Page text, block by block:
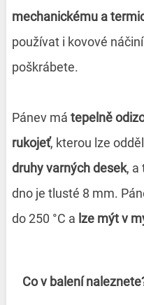
mechanickému a
používat i kovové
poškrábete.
Pánev má tepelně
rukojeť, kterou lze
druhy varných desek, a
dno je tlusté 8 mm.
do 250 °C a lze mýt v
Co v balení